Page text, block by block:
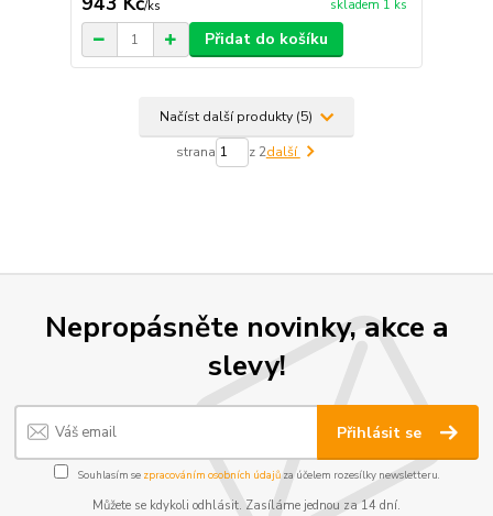
/ks skladem 1 ks
Přidat do košíku
Načíst další produkty (5)
strana z 2další
Nepropásněte novinky, akce a
slevy!
Přihlásit se
Souhlasím se zpracováním osobních údajůza účelem rozesílky newsletteru.
Můžete se kdykoli odhlásit. Zasíláme jednou za 14 dní.